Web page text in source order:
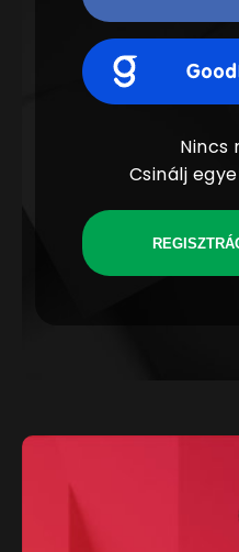
Nincs
Csinálj